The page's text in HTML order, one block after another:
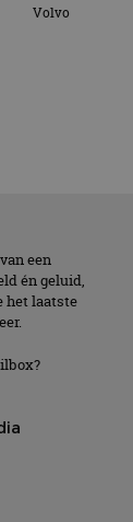
Volvo
een
én geluid,
het laatste